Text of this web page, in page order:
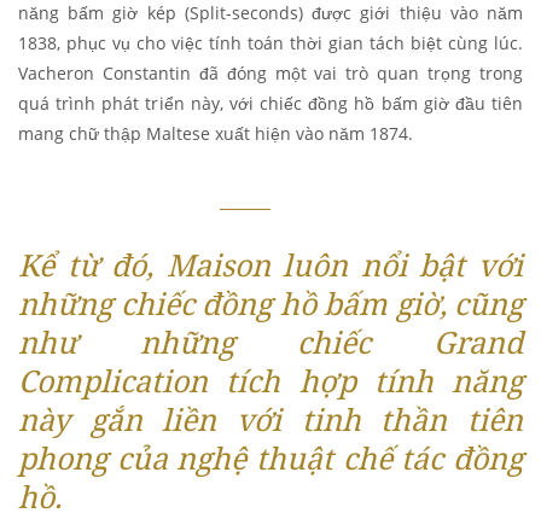
năng bấm giờ kép (Split-seconds) được giới thiệu vào năm
1838, phục vụ cho việc tính toán thời gian tách biệt cùng lúc.
Vacheron Constantin đã đóng một vai trò quan trọng trong
quá trình phát triển này, với chiếc đồng hồ bấm giờ đầu tiên
mang chữ thập Maltese xuất hiện vào năm 1874.
Kể từ đó, Maison luôn nổi bật với
những chiếc đồng hồ bấm giờ, cũng
như những chiếc Grand
Complication tích hợp tính năng
này gắn liền với tinh thần tiên
phong của nghệ thuật chế tác đồng
hồ.